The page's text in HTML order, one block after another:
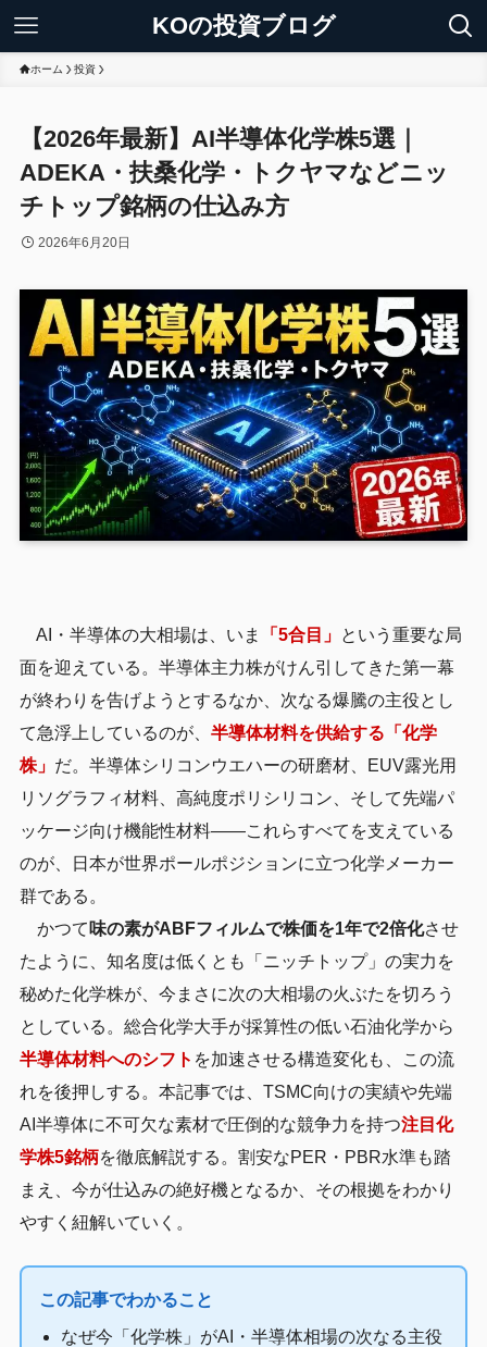
KOの投資ブログ
ホーム 投資
【2026年最新】AI半導体化学株5選｜
ADEKA・扶桑化学・トクヤマなどニッ
チトップ銘柄の仕込み方
2026年6月20日
AI・半導体の大相場は、いま 「5合目」 という重要な局
面を迎えている。半導体主力株がけん引してきた第一幕
が終わりを告げようとするなか、次なる爆騰の主役とし
て急浮上しているのが、 半導体材料を供給する「化学
株」 だ。半導体シリコンウエハーの研磨材、EUV露光用
リソグラフィ材料、高純度ポリシリコン、そして先端パ
ッケージ向け機能性材料——これらすべてを支えている
のが、日本が世界ポールポジションに立つ化学メーカー
群である。
かつて 味の素がABFフィルムで株価を1年で2倍化させ
たように、知名度は低くとも「ニッチトップ」の実力を
秘めた化学株が、今まさに次の大相場の火ぶたを切ろう
としている。総合化学大手が採算性の低い石油化学から
半導体材料へのシフト を加速させる構造変化も、この流
れを後押しする。本記事では、TSMC向けの実績や先端
AI半導体に不可欠な素材で圧倒的な競争力を持つ注目化
学株5銘柄を徹底解説する。割安なPER・PBR水準も踏
まえ、今が仕込みの絶好機となるか、その根拠をわかり
やすく紐解いていく。
この記事でわかること
なぜ今「化学株」がAI・半導体相場の次なる主役